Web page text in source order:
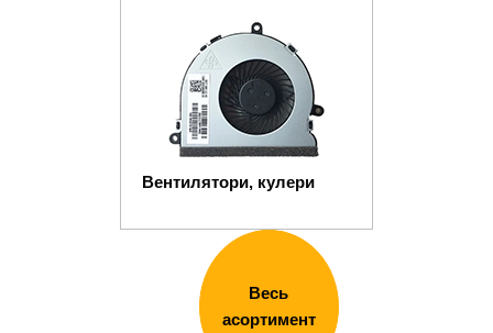
Вентилятори, кулери
Весь
асортимент